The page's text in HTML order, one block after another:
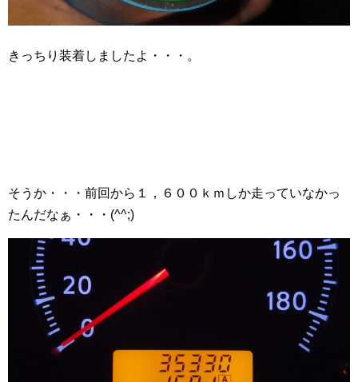
きっちり装着しましたよ・・・。
そうか・・・前回から１，６００ｋｍしか走っていなかっ
たんだなぁ・・・(^^;)